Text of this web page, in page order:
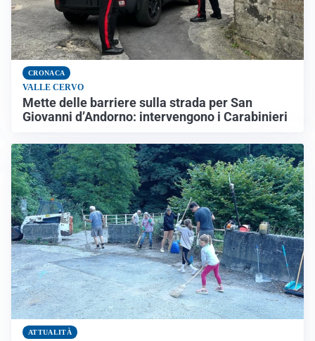
CRONACA
VALLE CERVO
Mette delle barriere sulla strada per San
Giovanni d’Andorno: intervengono i Carabinieri
ATTUALITÀ